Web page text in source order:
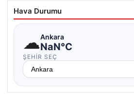
Hava Durumu
☁Ankara
NaN°C
ŞEHIR SEÇ